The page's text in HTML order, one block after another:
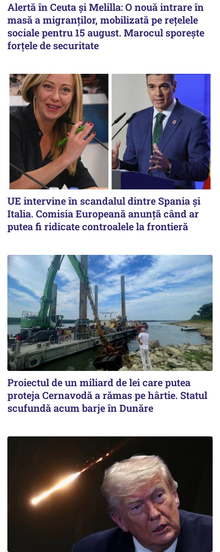
Alertă în Ceuta și Melilla: O nouă intrare în
masă a migranților, mobilizată pe rețelele
sociale pentru 15 august. Marocul sporește
forțele de securitate
UE intervine în scandalul dintre Spania și
Italia. Comisia Europeană anunță când ar
putea fi ridicate controalele la frontieră
Proiectul de un miliard de lei care putea
proteja Cernavodă a rămas pe hârtie. Statul
scufundă acum barje în Dunăre